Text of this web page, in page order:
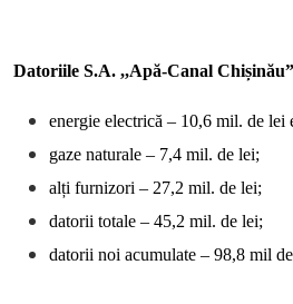
Datoriile S.A. ,,Apă-Canal
energie electrică – 10,6 mil. de lei
gaze naturale – 7,4 mil. de lei;
alți furnizori – 27,2 mil. de lei;
datorii totale – 45,2 mil. de lei;
datorii noi acumulate – 98,8 mil